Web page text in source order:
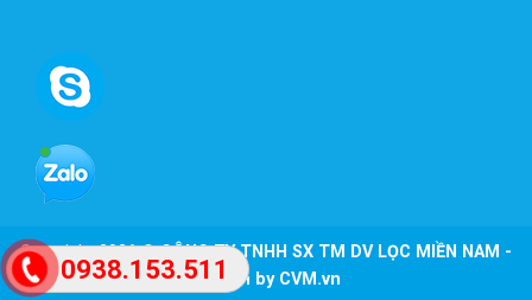
0938.153.511
Copyright 2026 ©CÔNG TY TNHH SX TM DV LỌC MIỀN NAM -
Design by CVM.vn